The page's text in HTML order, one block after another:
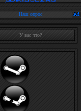
Наш опрос
У вас что?